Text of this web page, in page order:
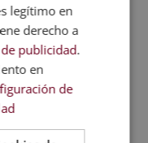
actividades
físicaque
docente.
y
legítimo en
derecho a
publicidad.
en
de